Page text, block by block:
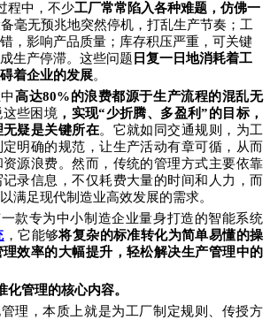
中，不少工厂常常陷入各种难题，仿佛一
毫无预兆地突然停机，打乱生产节奏；工
，影响产品质量；库存积压严重，可关键
生产停滞。这些问题 日复一日地消耗着工
着企业的发展。
高达80%的浪费都源于生产流程的混乱无
些困境 ，实现“少折腾、多盈利”的目标，
疑是关键所在。它就如同交通规则，为工
明确的规范，让生产活动有章可循，从而
源浪费。然而，传统的管理方式主要依靠
录信息，不仅耗费大量的时间和人力，而
满足现代制造业高效发展的需求。
款专为中小制造企业量身打造的智能系统
，它能够将复杂的标准转化为简单易懂的操
效率的大幅提升，轻松解决生产管理中的
化管理的核心内容。
理，本质上就是为工厂制定规则、传授方